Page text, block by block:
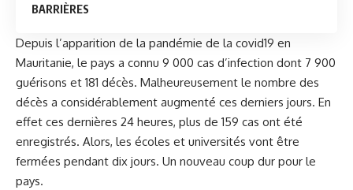
BARRIÈRES
Depuis l’apparition de la pandémie de la covid19 en
Mauritanie, le pays a connu 9 000 cas d’infection dont 7 900
guérisons et 181 décès. Malheureusement le nombre des
décès a considérablement augmenté ces derniers jours. En
effet ces dernières 24 heures, plus de 159 cas ont été
enregistrés. Alors, les écoles et universités vont être
fermées pendant dix jours. Un nouveau coup dur pour le
pays.